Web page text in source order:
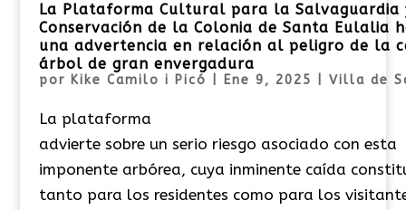
La Plataforma Cultural para la Salvaguardia
Conservación de la Colonia de Santa Eulalia
una advertencia en relación al peligro de la
árbol de gran envergadura
por Kike Camilo i Picó Ene 9, 2025 Villa de
La plataforma
advierte sobre un serio riesgo asociado con esta
imponente arbórea, cuya inminente caída
tanto para los residentes como para los